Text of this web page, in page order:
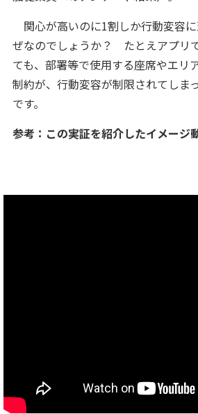
関心が高いのに1割しか行動変容
ぜなのでしょうか？ たとえアプリ
ても、部署等で使用する座席やエリ
制約が、行動変容が制限されてしま
です。
参考：この実証を紹介したイメージ